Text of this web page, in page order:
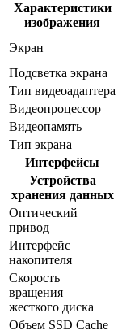
Характеристики
изображения
Экран
Подсветка экрана
Тип видеоадаптера
Видеопроцессор
Видеопамять
Тип экрана
Интерфейсы
Устройства
хранения данных
Оптический
привод
Интерфейс
накопителя
Скорость
вращения
жесткого диска
Объем SSD Cache